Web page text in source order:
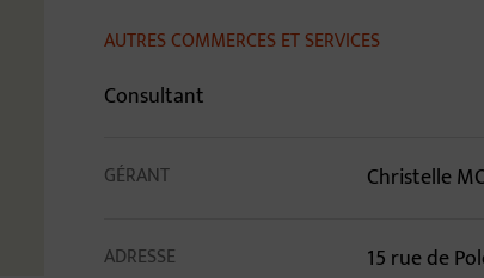
Contenu de la
AUTRES COMMERCES ET SERVICES
Consultant
GÉRANT Christelle
ADRESSE 15 rue de